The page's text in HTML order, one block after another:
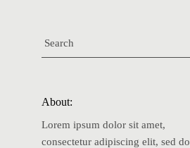
About:
Lorem ipsum dolor sit amet,
consectetur adipiscing elit, sed do